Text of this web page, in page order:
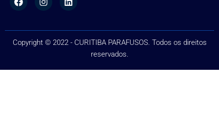
Copyright © 2022 - CURITIBA PARAFUSOS. Todos os direitos
reservados.